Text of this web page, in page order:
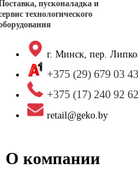
пусконаладка и
технологического
г. Минск, пер.
+375 (29) 679 03 43
+375 (17) 240 92 62
retail@geko.by
О компании